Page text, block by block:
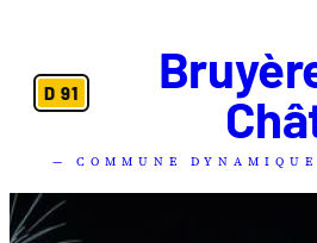
D 91
— COMMUNE